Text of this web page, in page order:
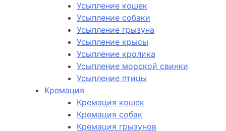
Усыпление кошек
Усыпление собаки
Усыпление грызуна
Усыпление крысы
Усыпление кролика
Усыпление морской свинки
Усыпление птицы
Кремация
Кремация кошек
Кремация собак
Кремация грызунов